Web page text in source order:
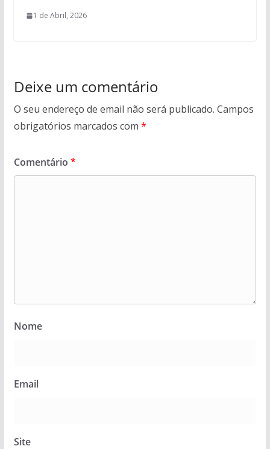
1 de Abril, 2026
Deixe um comentário
O seu endereço de email não será publicado. Campos
obrigatórios marcados com *
Comentário *
Nome
Email
Site